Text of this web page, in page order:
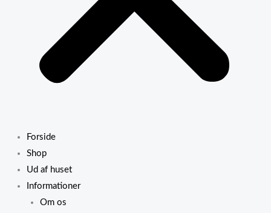
Forside
Shop
Ud af huset
Informationer
Om os